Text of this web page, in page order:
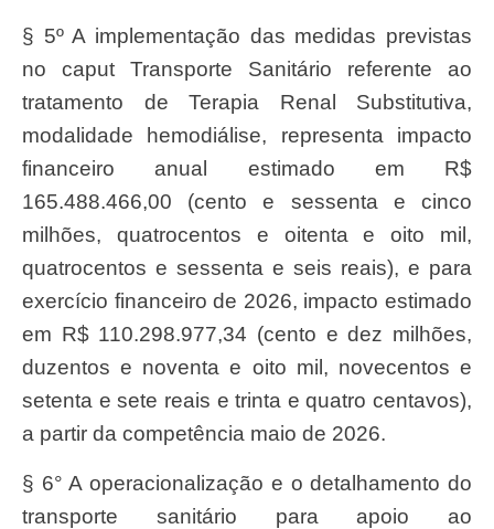
§ 5º A implementação das medidas previstas
no caput Transporte Sanitário referente ao
tratamento de Terapia Renal Substitutiva,
modalidade hemodiálise, representa impacto
financeiro anual estimado em R$
165.488.466,00 (cento e sessenta e cinco
milhões, quatrocentos e oitenta e oito mil,
quatrocentos e sessenta e seis reais), e para
exercício financeiro de 2026, impacto estimado
em R$ 110.298.977,34 (cento e dez milhões,
duzentos e noventa e oito mil, novecentos e
setenta e sete reais e trinta e quatro centavos),
a partir da competência maio de 2026.
§ 6° A operacionalização e o detalhamento do
transporte sanitário para apoio ao